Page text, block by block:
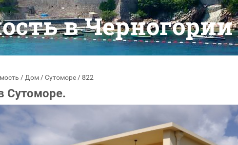
в Черногории
/ Дом /Сутоморе /822
Сутоморе.